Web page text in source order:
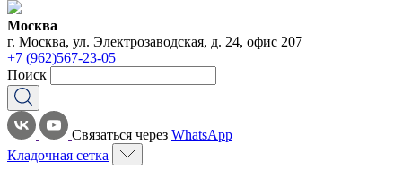
Москва
г. Москва, ул. Электрозаводская, д. 24, офис 207
+7 (962)567-23-05
Поиск
Связаться через WhatsApp
Кладочная сетка